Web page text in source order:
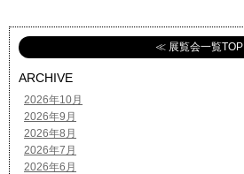
≪ 展覧会一覧TOP
ARCHIVE
2026年10月
2026年9月
2026年8月
2026年7月
2026年6月